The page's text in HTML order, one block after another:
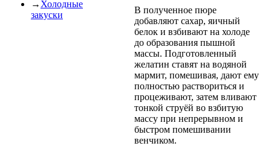
→ Холодные
закуски
В полученное пюре
добавляют сахар, яичный
белок и взбивают на холоде
до образования пышной
массы. Подготовленный
желатин ставят на водяной
мармит, помешивая, дают ему
полностью раствориться и
процеживают, затем вливают
тонкой струёй во взбитую
массу при непрерывном и
быстром помешивании
венчиком.